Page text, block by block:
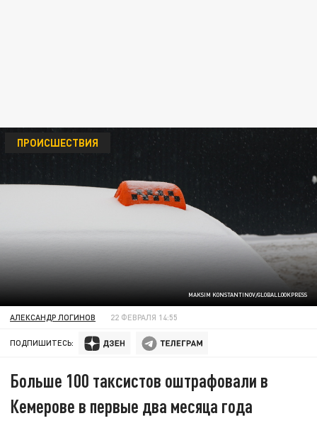
MAKSIM KONSTANTINOV/GLOBALLOOKPRESS
ПРОИСШЕСТВИЯ
АЛЕКСАНДР ЛОГИНОВ 22 ФЕВРАЛЯ 14:55
ПОДПИШИТЕСЬ:
Больше 100 таксистов оштрафовали в
Кемерове в первые два месяца года